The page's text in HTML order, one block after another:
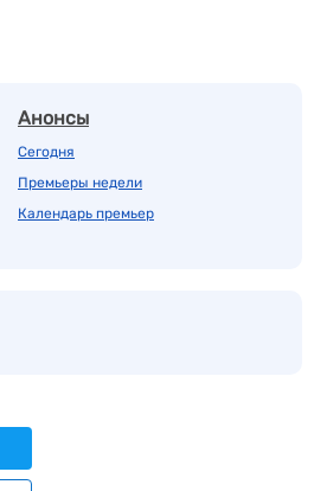
Анонсы
Сегодня
Премьеры недели
Календарь премьер